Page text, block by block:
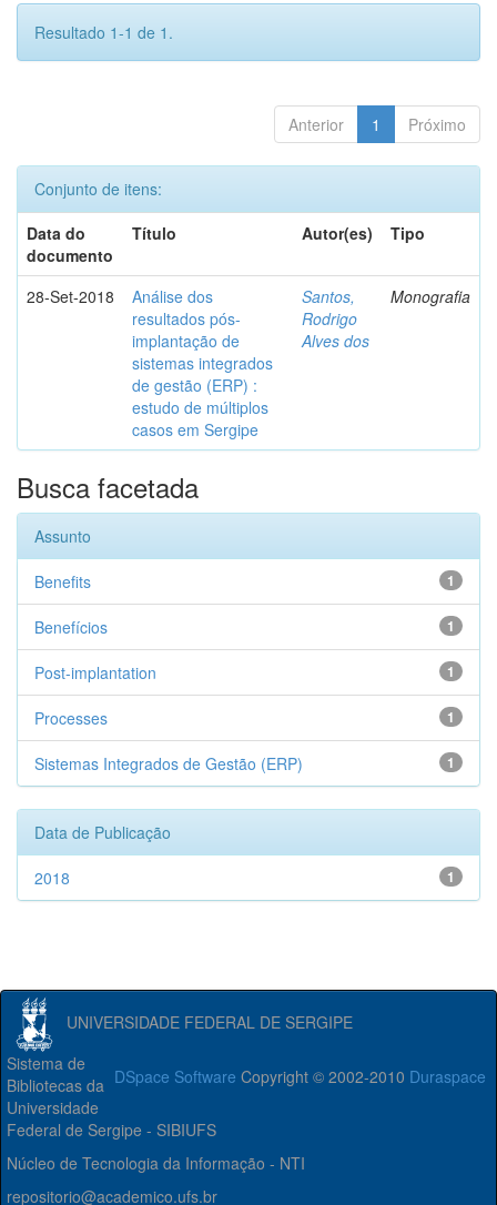
Resultado 1-1 de 1.
Anterior 1 Próximo
Conjunto de itens:
Data do
documento
Título Autor(es) Tipo
28-Set-2018
Análise dos
resultados pós-
implantação de
sistemas integrados
de gestão (ERP) :
estudo de múltiplos
casos em Sergipe
Santos,
Rodrigo
Alves dos
Monografia
Busca facetada
Assunto
1
Benefits
1
Benefícios
1
Post-implantation
1
Processes
1
Sistemas Integrados de Gestão (ERP)
Data de Publicação
1
2018
UNIVERSIDADE FEDERAL DE SERGIPE
DSpace Software Copyright © 2002-2010 Duraspace
Sistema de
Bibliotecas da
Universidade
Federal de Sergipe - SIBIUFS
Núcleo de Tecnologia da Informação - NTI
repositorio@academico.ufs.br